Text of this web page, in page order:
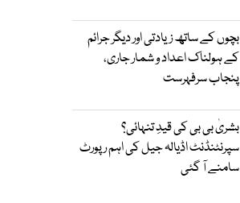
بچوں کے ساتھ زیادتی اور دیگر جرائم
کے ہولناک اعداد و شمار جاری،
پنجاب سرفہرست
بشریٰ بی بی کی قیدِ تنہائی؟
سپرنٹنڈنٹ اڈیالہ جیل کی اہم رپورٹ
سامنے آ گئی